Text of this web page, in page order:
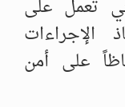
تعمل على
الإجراءات
على أمن